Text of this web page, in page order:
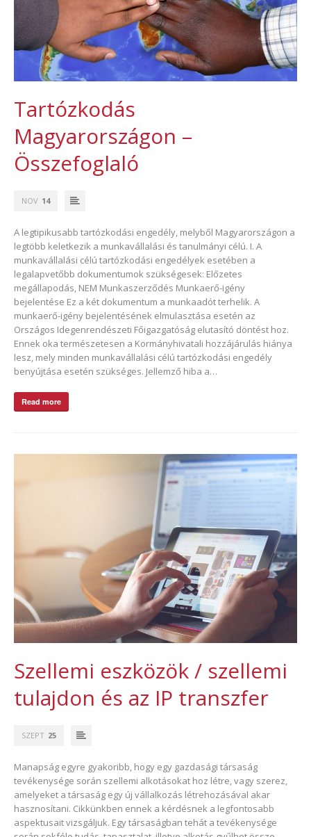
Tartózkodás
Magyarországon –
Összefoglaló
NOV 14
A legtipikusabb tartózkodási engedély, melyből Magyarországon a
legtöbb keletkezik a munkavállalási és tanulmányi célú. I. A
munkavállalási célú tartózkodási engedélyek esetében a
legalapvetőbb dokumentumok szükségesek: Előzetes
megállapodás, NEM Munkaszerződés Munkaerő-igény
bejelentése Ez a két dokumentum a munkaadót terhelik. A
munkaerő-igény bejelentésének elmulasztása esetén az
Országos Idegenrendészeti Főigazgatóság elutasító döntést hoz.
Ennek oka természetesen a Kormányhivatali hozzájárulás hiánya
lesz, mely minden munkavállalási célú tartózkodási engedély
benyújtása esetén szükséges. Jellemző hiba a…
Read more
Szellemi eszközök / szellemi
tulajdon és az IP transzfer
SZEPT 25
Manapság egyre gyakoribb, hogy egy gazdasági társaság
tevékenysége során szellemi alkotásokat hoz létre, vagy szerez,
amelyeket a társaság egy új vállalkozás létrehozásával akar
hasznosítani. Cikkünkben ennek a kérdésnek a legfontosabb
aspektusait vizsgáljuk. Egy társaságban tehát a tevékenysége